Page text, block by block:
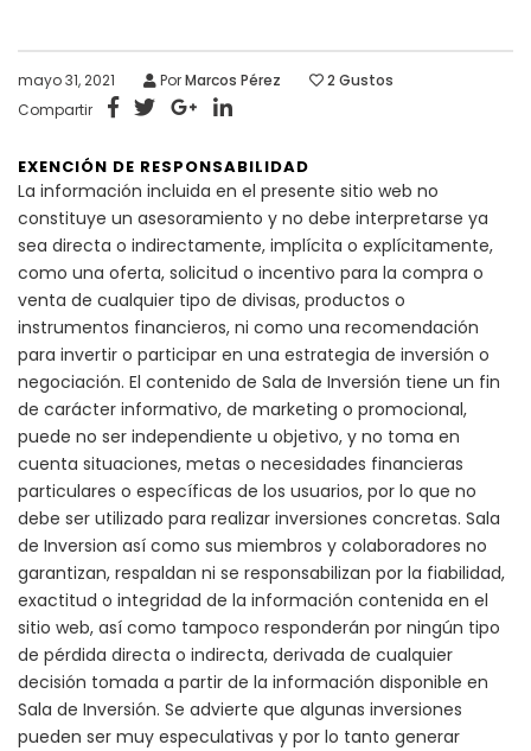
mayo 31, 2021 PorMarcos Pérez 2 Gustos
Compartir
EXENCIÓN DE RESPONSABILIDAD
La información incluida en el presente sitio web no
constituye un asesoramiento y no debe interpretarse ya
sea directa o indirectamente, implícita o explícitamente,
como una oferta, solicitud o incentivo para la compra o
venta de cualquier tipo de divisas, productos o
instrumentos financieros, ni como una recomendación
para invertir o participar en una estrategia de inversión o
negociación. El contenido de Sala de Inversión tiene un fin
de carácter informativo, de marketing o promocional,
puede no ser independiente u objetivo, y no toma en
cuenta situaciones, metas o necesidades financieras
particulares o específicas de los usuarios, por lo que no
debe ser utilizado para realizar inversiones concretas. Sala
de Inversion así como sus miembros y colaboradores no
garantizan, respaldan ni se responsabilizan por la fiabilidad,
exactitud o integridad de la información contenida en el
sitio web, así como tampoco responderán por ningún tipo
de pérdida directa o indirecta, derivada de cualquier
decisión tomada a partir de la información disponible en
Sala de Inversión. Se advierte que algunas inversiones
pueden ser muy especulativas y por lo tanto generar